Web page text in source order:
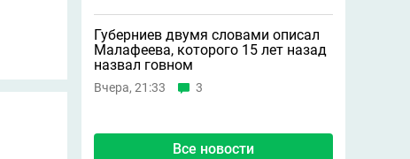
Губерниев двумя словами описал
Малафеева, которого 15 лет назад
назвал говном
Вчера, 21:33 3
Все новости